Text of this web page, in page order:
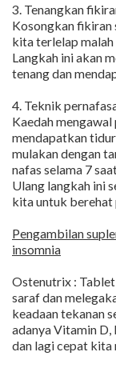
3. Tenangkan
Kosongkan fikiran
kita terlelap
Langkah ini akan
tenang dan
4. Teknik
Kaedah
mendapatkan
mulakan dengan
nafas selama 7
Ulang langkah ini
kita untuk berehat
Pengambilan
insomnia
Ostenutrix :
saraf dan
keadaan tekanan
adanya Vitamin
dan lagi cepat kita